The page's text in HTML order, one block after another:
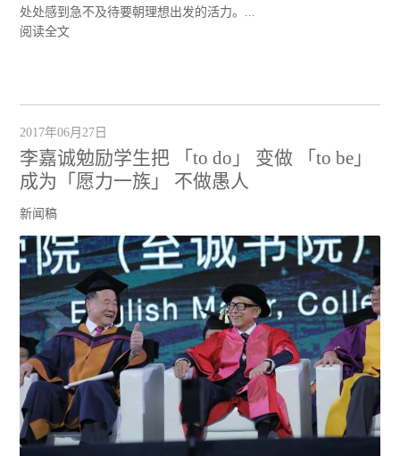
处处感到急不及待要朝理想出发的活力。...
阅读全文
2017年06月27日
李嘉诚勉励学生把 「to do」 变做 「to be」
成为「愿力一族」 不做愚人
新闻稿